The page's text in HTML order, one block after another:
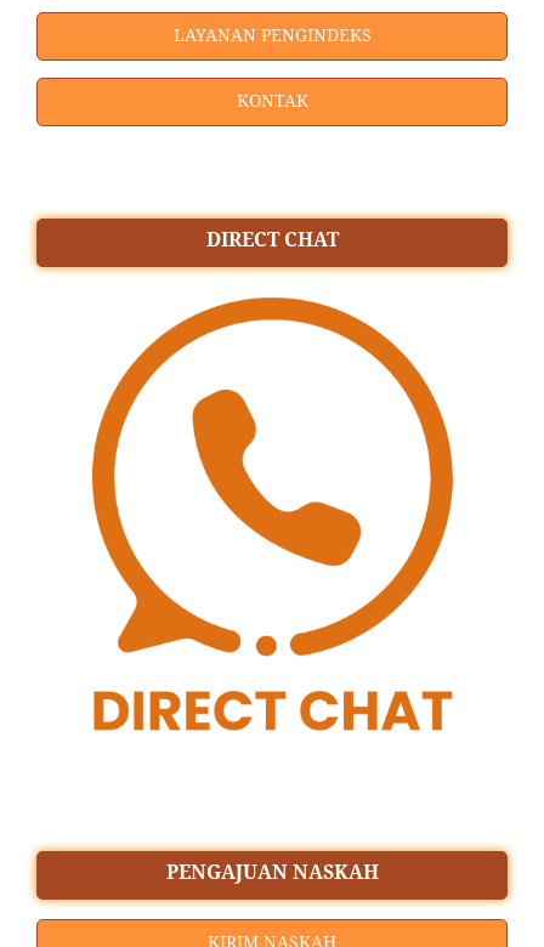
LAYANAN PENGINDEKS
KONTAK
DIRECT CHAT
PENGAJUAN NASKAH
KIRIM NASKAH